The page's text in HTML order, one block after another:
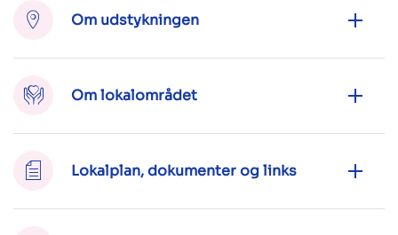
Om udstykningen
Om lokalområdet
Lokalplan, dokumenter og links